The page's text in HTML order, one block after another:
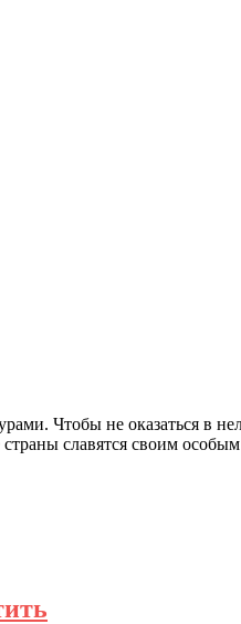
Чтобы не оказаться в
славятся своим